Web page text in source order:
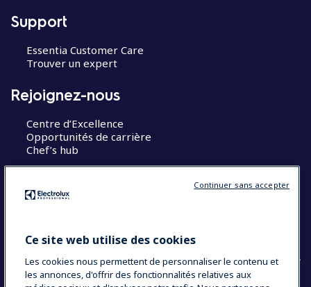
Support
Essentia Customer Care
Trouver un expert
Rejoignez-nous
Centre d’Excellence
Opportunités de carrière
Chef’s hub
Ce site web utilise des cookies
Les cookies nous permettent de personnaliser le contenu et
les annonces, d'offrir des fonctionnalités relatives aux
Continuer sans accepter